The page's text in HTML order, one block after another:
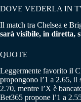
DOVE VEDERLA IN
Il match tra Chelsea e
sarà visibile, in diretta,
QUOTE
Leggermente favorito il
propongono l’1 a 2.65, il
2.70, mentre l’X è
Bet365 propone l’1 a